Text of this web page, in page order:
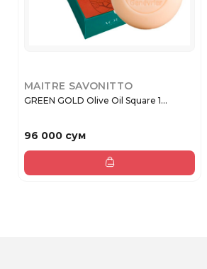
MAITRE SAVONITTO
GREEN GOLD Olive Oil Square 1...
96 000 сум